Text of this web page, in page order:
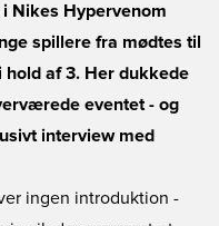
Nikes Hypervenom
spillere fra mødtes til
af 3. Her dukkede
eventet - og
interview med
ingen introduktion -